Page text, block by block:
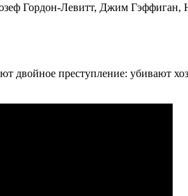
Гордон-Левитт, Джим
двойное преступление: убивают